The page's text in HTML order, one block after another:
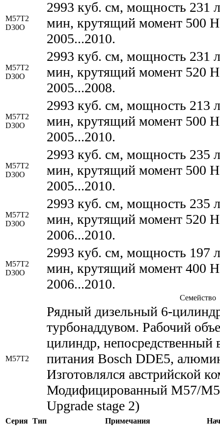
M57T2
D30O
2993 куб. см, мощность 231
мин, крутящий момент 500
2005...2010.
M57T2
D30O
2993 куб. см, мощность 231
мин, крутящий момент 520
2005...2008.
M57T2
D30O
2993 куб. см, мощность 213
мин, крутящий момент 500
2005...2010.
M57T2
D30O
2993 куб. см, мощность 235
мин, крутящий момент 500
2005...2010.
M57T2
D30O
2993 куб. см, мощность 235
мин, крутящий момент 520
2006...2010.
M57T2
D30O
2993 куб. см, мощность 197
мин, крутящий момент 400
2006...2010.
Семейство
M57T2
Рядный дизельный 6-
турбонаддувом. Рабочий
цилиндр, непосредственный
питания Bosch DDE5,
Изготовлялся австрийской
Модифицированный M57/
Upgrade stage 2)
Серия Тип Примечания